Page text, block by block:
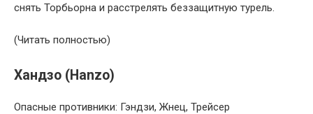
снять Торбьорна и расстрелять беззащитную турель.
(Читать полностью)
Хандзо (Hanzo)
Опасные противники: Гэндзи, Жнец, Трейсер